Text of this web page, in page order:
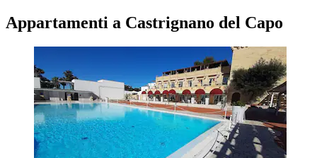
Appartamenti a Castrignano del Capo